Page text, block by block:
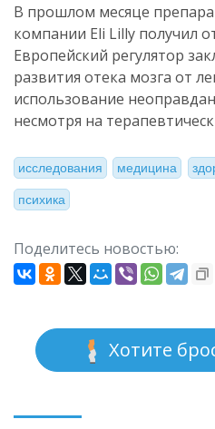
В прошлом месяце
компании Eli Lilly получил
Европейский регулятор
развития отека мозга от
использование
несмотря на
исследования медицина
психика
Поделитесь новостью:
Хотите